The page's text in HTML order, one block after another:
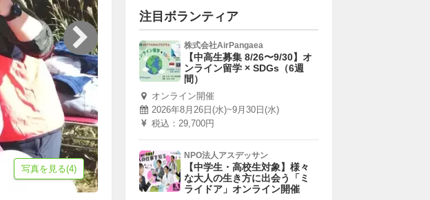
写真を見る(4)
注目ボランティア
株式会社AirPangaea
【中高生募集 8/26〜9/30】オ
ンライン留学 × SDGs（6週
間）
オンライン開催
2026年8月26日(水)~9月30日(水)
税込：29,700円
NPO法人アスデッサン
【中学生・高校生対象】様々
な大人の生き方に出会う「ミ
ライドア」オンライン開催